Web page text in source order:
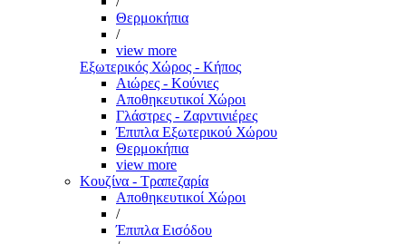
Θερμοκήπια
/
view more
Εξωτερικός Χώρος - Κήπος
Αιώρες - Κούνιες
Αποθηκευτικοί Χώροι
Γλάστρες - Ζαρντινιέρες
Έπιπλα Εξωτερικού Χώρου
Θερμοκήπια
view more
Κουζίνα - Τραπεζαρία
Αποθηκευτικοί Χώροι
/
Έπιπλα Εισόδου